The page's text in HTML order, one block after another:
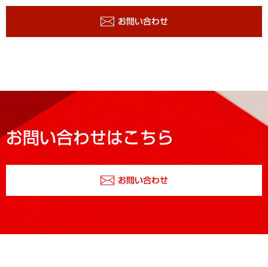
お問い合わせ
お問い合わせはこちら
お問い合わせ